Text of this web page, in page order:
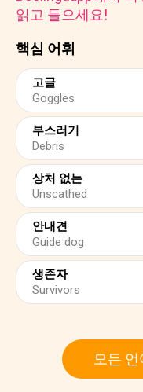
핵심 어휘
고글
Goggles
부스러기
Debris
상처 없는
Unscathed
안내견
Guide dog
생존자
Survivors
읽고 들으세요!
모든